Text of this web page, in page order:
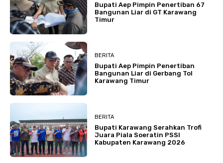
Bupati Aep Pimpin Penertiban 67
Bangunan Liar di GT Karawang
Timur
BERITA
Bupati Aep Pimpin Penertiban
Bangunan Liar di Gerbang Tol
Karawang Timur
BERITA
Bupati Karawang Serahkan Trofi
Juara Piala Soeratin PSSI
Kabupaten Karawang 2026